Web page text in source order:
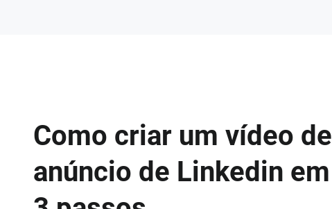
Como criar um vídeo de
anúncio de Linkedin em